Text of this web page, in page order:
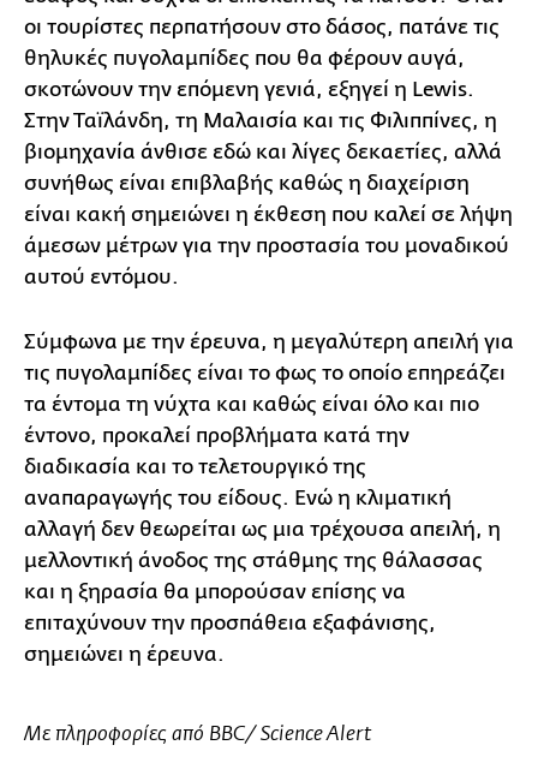
οι τουρίστες περπατήσουν στο δάσος, πατάνε τις
θηλυκές πυγολαμπίδες που θα φέρουν αυγά,
σκοτώνουν την επόμενη γενιά, εξηγεί η Lewis.
Στην Ταϊλάνδη, τη Μαλαισία και τις Φιλιππίνες, η
βιομηχανία άνθισε εδώ και λίγες δεκαετίες, αλλά
συνήθως είναι επιβλαβής καθώς η διαχείριση
είναι κακή σημειώνει η έκθεση που καλεί σε λήψη
άμεσων μέτρων για την προστασία του μοναδικού
αυτού εντόμου.
Σύμφωνα με την έρευνα, η μεγαλύτερη απειλή για
τις πυγολαμπίδες είναι το φως το οποίο επηρεάζει
τα έντομα τη νύχτα και καθώς είναι όλο και πιο
έντονο, προκαλεί προβλήματα κατά την
διαδικασία και το τελετουργικό της
αναπαραγωγής του είδους. Ενώ η κλιματική
αλλαγή δεν θεωρείται ως μια τρέχουσα απειλή, η
μελλοντική άνοδος της στάθμης της θάλασσας
και η ξηρασία θα μπορούσαν επίσης να
επιταχύνουν την προσπάθεια εξαφάνισης,
σημειώνει η έρευνα.
Με πληροφορίες από BBC/ Science Alert